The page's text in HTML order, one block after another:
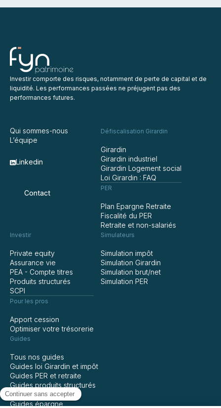
Investir comporte des risques, notamment de perte de capital et de
liquidité. Les performances passées ne préjugent pas des
performances futures.
Qui sommes-nous
L’équipe
Linkedin
Contact
Défiscalisation Girardin
Girardin
Girardin industriel
Girardin Logement social
Loi Girardin : FAQ
PER
Plan Epargne Retraite
Fiscalité du PER
Retraite et non-salariés
Investir
Private equity
Assurance vie
PEA - Compte titres
Produits structurés
SCPI
Pour les pros
Apport cession
Optimiser votre trésorerie
Simulateurs
Simulation impôt
Simulation Girardin
Simulation brut/net
Simulation PER
Guides
Tous nos guides
Guides loi Girardin et impôt
Guides PER et retraite
Guides produits structurés
Guides assurance vie
Guides épargne